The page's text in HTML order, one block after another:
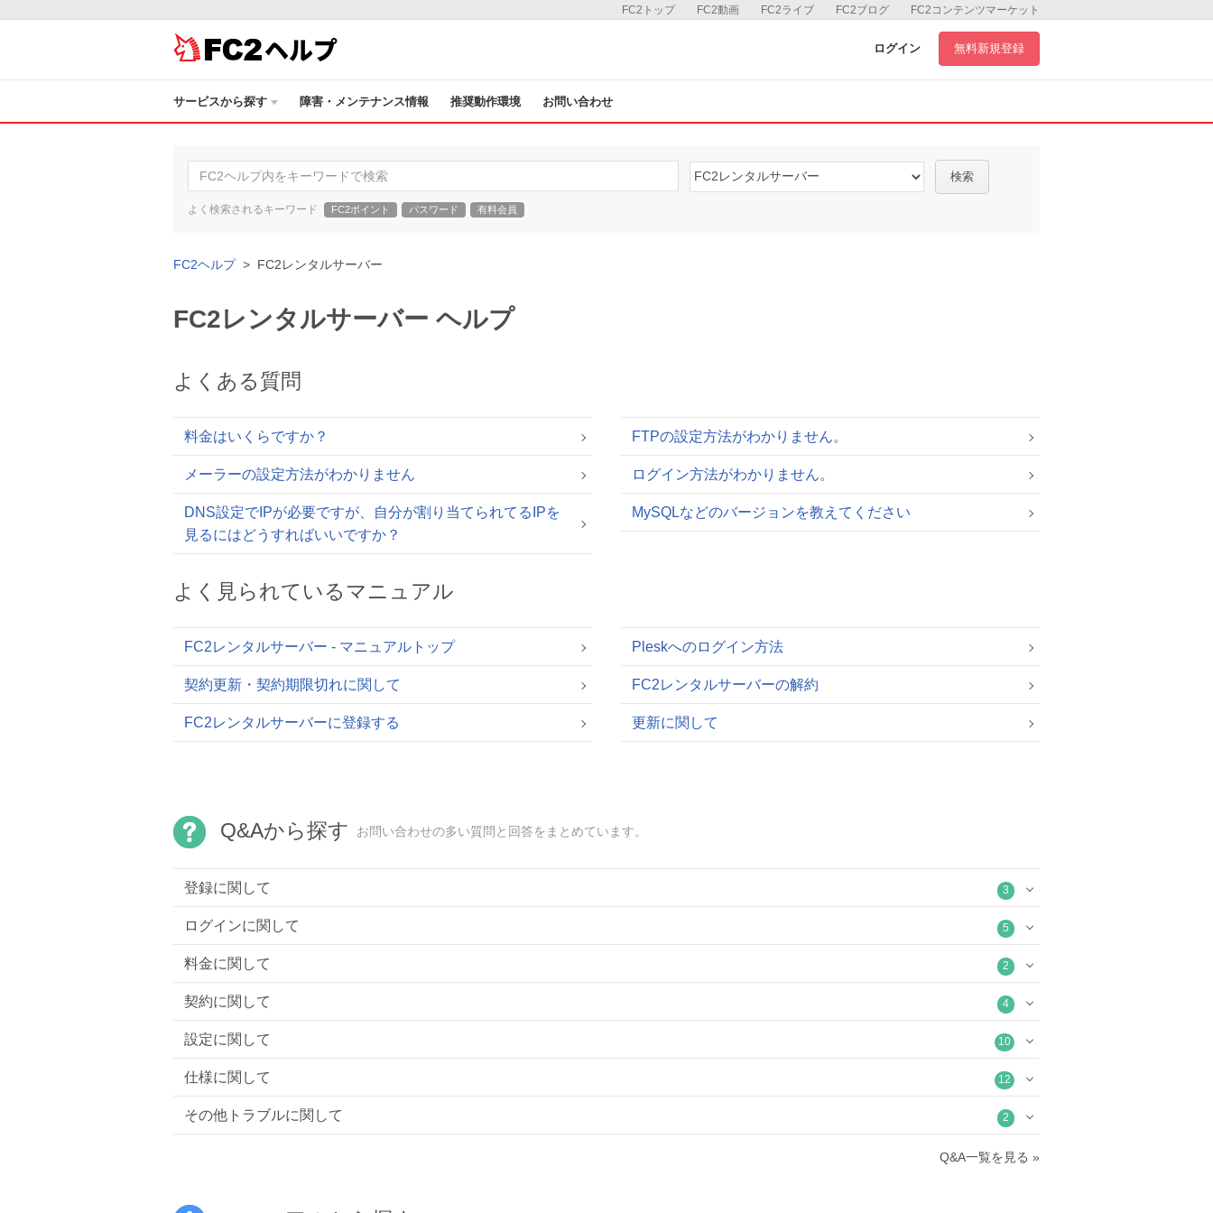
FC2コンテンツマーケット
FC2ブログ
FC2ライブ
FC2動画
FC2トップ
ヘルプ ログイン 無料新規登録
サービスから探す 障害・メンテナンス情報 推奨動作環境 お問い合わせ
検索
よく検索されるキーワード FC2ポイント パスワード 有料会員
FC2ヘルプ FC2レンタルサーバー
FC2レンタルサーバー ヘルプ
よくある質問
料金はいくらですか？
メーラーの設定方法がわかりません
DNS設定でIPが必要ですが、自分が割り当てられてるIPを
見るにはどうすればいいですか？
FTPの設定方法がわかりません。
ログイン方法がわかりません。
MySQLなどのバージョンを教えてください
よく見られているマニュアル
FC2レンタルサーバー - マニュアルトップ
契約更新・契約期限切れに関して
FC2レンタルサーバーに登録する
Pleskへのログイン方法
FC2レンタルサーバーの解約
更新に関して
Q&Aから探す お問い合わせの多い質問と回答をまとめています。
登録に関して 3
ログインに関して 5
料金に関して 2
契約に関して 4
設定に関して 10
仕様に関して 12
その他トラブルに関して 2
Q&A一覧を見る »